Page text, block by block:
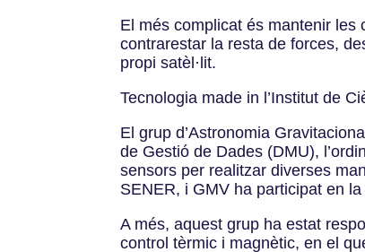
El més complicat és mantenir
contrarestar la resta de forces,
propi satèl·lit.
Tecnologia made in l’Institut de
El grup d’Astronomia
de Gestió de Dades (DMU),
sensors per realitzar diverses
SENER, i GMV ha participat en
A més, aquest grup ha estat
control tèrmic i magnètic, en el